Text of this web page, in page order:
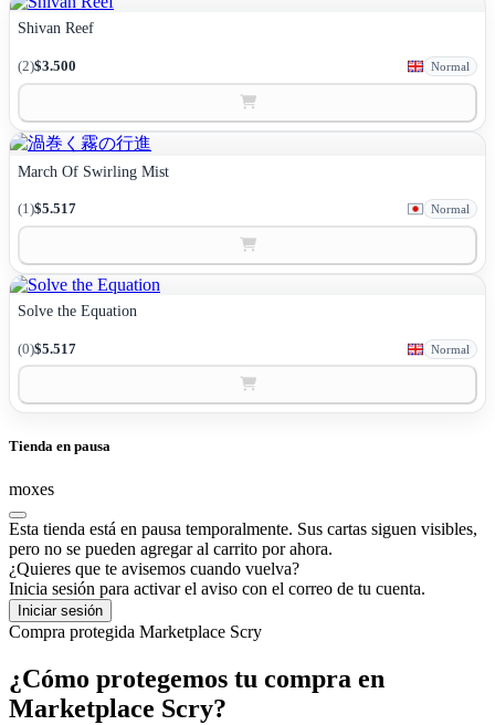
Shivan Reef
(2)$3.500 Normal
March Of Swirling Mist
(1)$5.517 Normal
Solve the Equation
(0)$5.517 Normal
Tienda en pausa
moxes
Esta tienda está en pausa temporalmente. Sus cartas siguen visibles,
pero no se pueden agregar al carrito por ahora.
¿Quieres que te avisemos cuando vuelva?
Inicia sesión para activar el aviso con el correo de tu cuenta.
Iniciar sesión
Compra protegida Marketplace Scry
¿Cómo protegemos tu compra en
Marketplace Scry?